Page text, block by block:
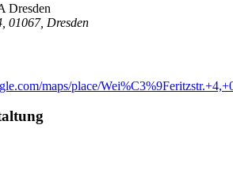
Dresden
01067, Dresden
maps/place/